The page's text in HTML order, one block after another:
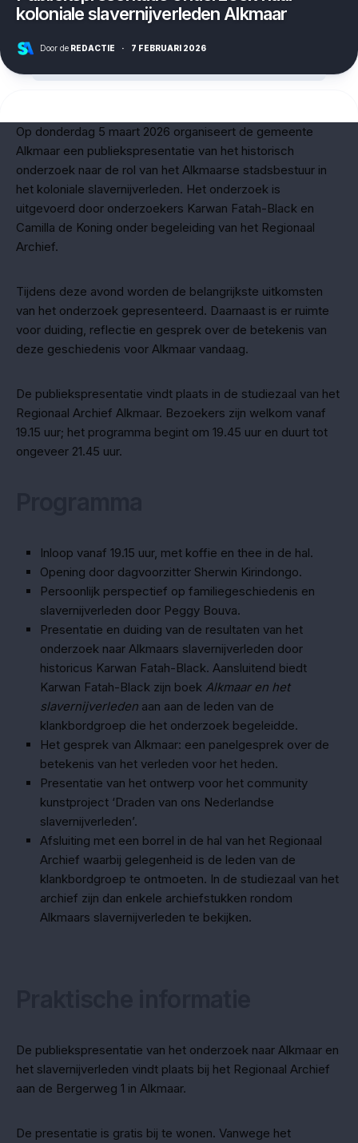
koloniale slavernijverleden Alkmaar
Door de REDACTIE · 7 FEBRUARI 2026
Op donderdag 5 maart 2026 organiseert de gemeente
Alkmaar een publiekspresentatie van het historisch
onderzoek naar de rol van het Alkmaarse stadsbestuur in
het koloniale slavernijverleden. Het onderzoek is
uitgevoerd door onderzoekers Karwan Fatah-Black en
Camilla de Koning onder begeleiding van het Regionaal
Archief.
Tijdens deze avond worden de belangrijkste uitkomsten
van het onderzoek gepresenteerd. Daarnaast is er ruimte
voor duiding, reflectie en gesprek over de betekenis van
deze geschiedenis voor Alkmaar vandaag.
De publiekspresentatie vindt plaats in de studiezaal van het
Regionaal Archief Alkmaar. Bezoekers zijn welkom vanaf
19.15 uur; het programma begint om 19.45 uur en duurt tot
ongeveer 21.45 uur.
Inloop vanaf 19.15 uur, met koffie en thee in de hal.
Opening door dagvoorzitter Sherwin Kirindongo.
Persoonlijk perspectief op familiegeschiedenis en
slavernijverleden door Peggy Bouva.
Presentatie en duiding van de resultaten van het
onderzoek naar Alkmaars slavernijverleden door
historicus Karwan Fatah-Black. Aansluitend biedt
Karwan Fatah-Black zijn boek Alkmaar en het
slavernijverleden aan aan de leden van de
klankbordgroep die het onderzoek begeleidde.
Het gesprek van Alkmaar: een panelgesprek over de
betekenis van het verleden voor het heden.
Presentatie van het ontwerp voor het community
kunstproject ‘Draden van ons Nederlandse
slavernijverleden’.
Afsluiting met een borrel in de hal van het Regionaal
Archief waarbij gelegenheid is de leden van de
klankbordgroep te ontmoeten. In de studiezaal van het
archief zijn dan enkele archiefstukken rondom
Alkmaars slavernijverleden te bekijken.
De publiekspresentatie van het onderzoek naar Alkmaar en
het slavernijverleden vindt plaats bij het Regionaal Archief
aan de Bergerweg 1 in Alkmaar.
De presentatie is gratis bij te wonen. Vanwege het